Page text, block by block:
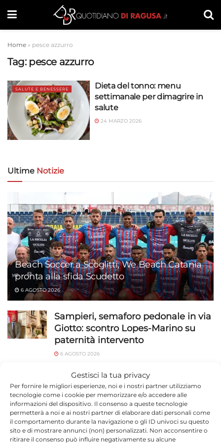
Gestisci la tua privacy
Per fornire le migliori esperienze, noi e i nostri partner utilizziamo
tecnologie come i cookie per memorizzare e/o accedere alle
informazioni del dispositivo. Il consenso a queste tecnologie
permetterà a noi e ai nostri partner di elaborare dati personali come
il comportamento durante la navigazione o gli ID univoci su questo
sito e di mostrare annunci (non) personalizzati. Non acconsentire o
ritirare il consenso può influire negativamente su alcune
Home » pesce azzurro
Tag: pesce azzurro
SALUTE E BENESSERE
Dieta del tonno: menu
settimanale per dimagrire in
salute
24 MARZO 2026
Ultime Notizie
Beach Soccer a Scoglitti, We Beach Catania
pronta alla sfida Scudetto
6 AGOSTO 2026
Sampieri, semaforo pedonale in via
Giotto: scontro Lopes-Marino su
paternità intervento
6 AGOSTO 2026
Ragusa, 184 operatori in campo a
luglio: 1.527 identificati e 23 stranieri
espulsi
6 AGOSTO 2026
Capretta legata sotto il sole sulla